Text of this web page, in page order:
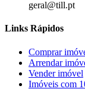
geral@till.pt
Links Rápidos
Comprar
Arrendar
Vender imóvel
Imóveis com